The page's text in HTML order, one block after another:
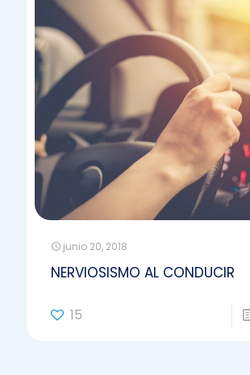
junio 20, 2018
NERVIOSISMO AL CONDUCIR
15